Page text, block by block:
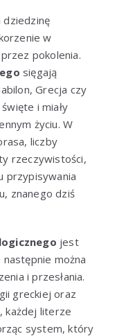
dziedzinę
w
pokolenia.
sięgają
Grecja czy
i miały
życiu. W
liczby
rzeczywistości,
przypisywania
znanego dziś
jest
można
i przesłania.
greckiej oraz
każdej literze
system, który